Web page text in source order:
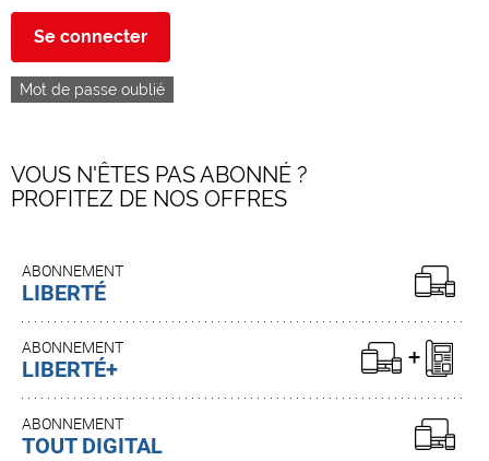
Se connecter
Mot de passe oublié
VOUS N'ÊTES PAS ABONNÉ ?
PROFITEZ DE NOS OFFRES
ABONNEMENT
LIBERTÉ
ABONNEMENT
LIBERTÉ+
ABONNEMENT
TOUT DIGITAL